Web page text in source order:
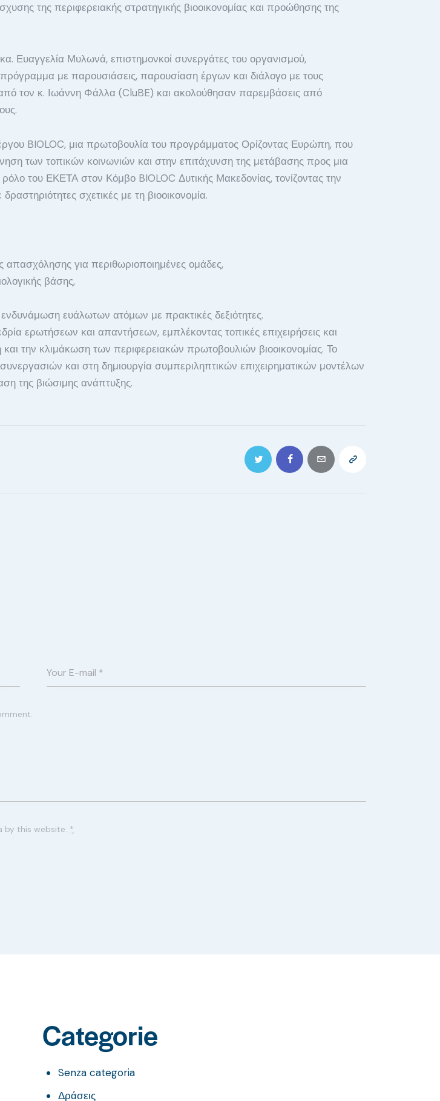
της περιφερειακής στρατηγικής βιοοικονομίας και προώθησης της
Ευαγγελία Μυλωνά, επιστημονκοί συνεργάτες του οργανισμού,
με παρουσιάσεις, παρουσίαση έργων και διάλογο με τους
τον κ. Ιωάννη Φάλλα (CluBE) και ακολούθησαν παρεμβάσεις από
BIOLOC, μια πρωτοβουλία του προγράμματος Ορίζοντας Ευρώπη, που
των τοπικών κοινωνιών και στην επιτάχυνση της μετάβασης προς μια
του ΕΚΕΤΑ στον Κόμβο BIOLOC Δυτικής Μακεδονίας, τονίζοντας την
σχετικές με τη βιοοικονομία.
για περιθωριοποιημένες ομάδες,
βάσης,
ευάλωτων ατόμων με πρακτικές δεξιότητες.
ερωτήσεων και απαντήσεων, εμπλέκοντας τοπικές επιχειρήσεις και
την κλιμάκωση των περιφερειακών πρωτοβουλιών βιοοικονομίας. Το
και στη δημιουργία συμπεριληπτικών επιχειρηματικών μοντέλων
της βιώσιμης ανάπτυξης.
by this website. *
Categorie
Senza categoria
Δράσεις